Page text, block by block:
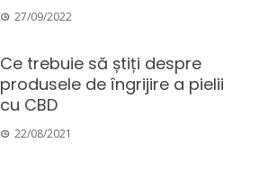
27/09/2022
Ce trebuie să știți despre
produsele de îngrijire a pielii
cu CBD
22/08/2021